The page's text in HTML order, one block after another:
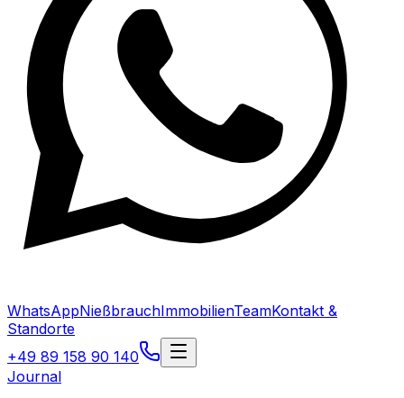
WhatsAppNießbrauchImmobilienTeamKontakt &
Standorte
+49 89 158 90 140
Journal